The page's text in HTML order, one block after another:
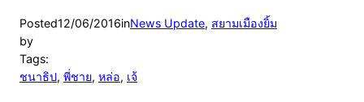
Posted12/06/2016inNews Update, สยามเมืองยิ้ม
by
Tags:
ชนาธิป, พี่ชาย, หล่อ, เจ้